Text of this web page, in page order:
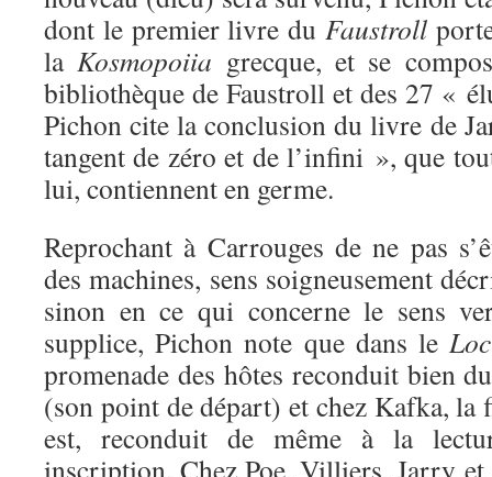
dont le premier livre du Faustroll
laKosmopoiia grecque, et se
bibliothèque de Faustroll et des 27 «
Pichon cite la conclusion du livre de
tangent de zéro et de l’infini », que
lui, contiennent en germe.
Reprochant à Carrouges de ne pas
des machines, sens soigneusement
sinon en ce qui concerne le sens
supplice, Pichon note que dans le
promenade des hôtes reconduit bien
(son point de départ) et chez Kafka, la
est, reconduit de même à la
inscription. Chez Poe, Villiers, Jarry